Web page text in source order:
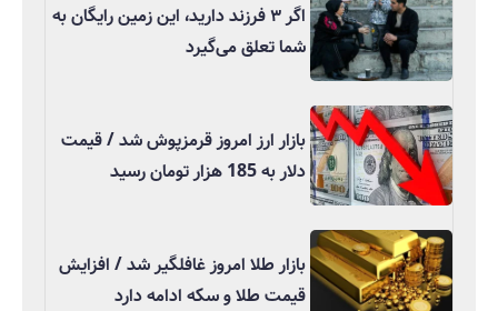
اگر ۳ فرزند دارید، این زمین رایگان به
شما تعلق می‌گیرد
بازار ارز امروز قرمزپوش شد / قیمت
دلار به 185 هزار تومان رسید
بازار طلا امروز غافلگیر شد / افزایش
قیمت طلا و سکه ادامه دارد